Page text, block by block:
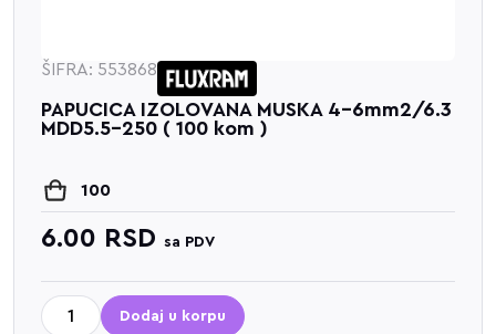
ŠIFRA: 553868
PAPUCICA IZOLOVANA MUSKA 4-6mm2/6.3
MDD5.5-250 ( 100 kom )
100
6.00 RSD sa PDV
Dodaj u korpu